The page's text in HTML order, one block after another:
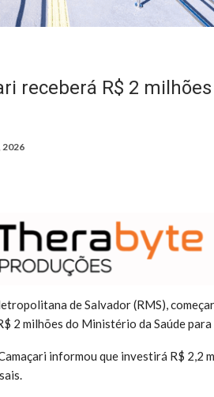
receberá R$ 2
2026
de Salvador (RMS),
2 milhões do Ministério da Saúde
informou que investirá R$ 2,2